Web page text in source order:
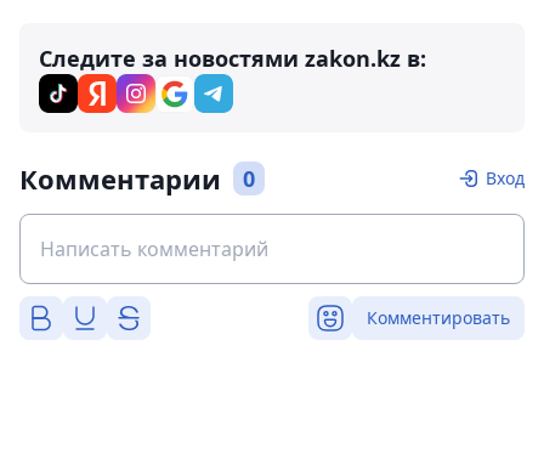
Следите за новостями zakon.kz в:
Комментарии 0 Вход
Комментировать